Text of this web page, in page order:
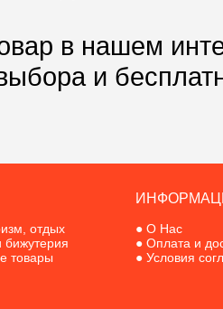
в нашем
и
отдых
бижутерия
товары
● О Нас
● Оплата и
● Условия